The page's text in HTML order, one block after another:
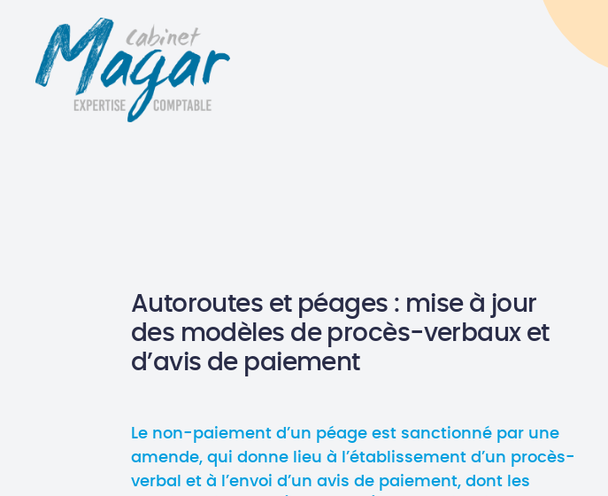
Autoroutes et péages : mise à jour
des modèles de procès-verbaux et
d’avis de paiement
Le non-paiement d’un péage est sanctionné par une
amende, qui donne lieu à l’établissement d’un procès-
verbal et à l’envoi d’un avis de paiement, dont les